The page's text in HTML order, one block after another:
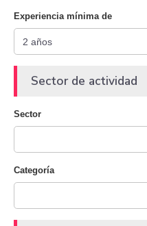
Experiencia mínima de
Sector de actividad
Sector
Categoría